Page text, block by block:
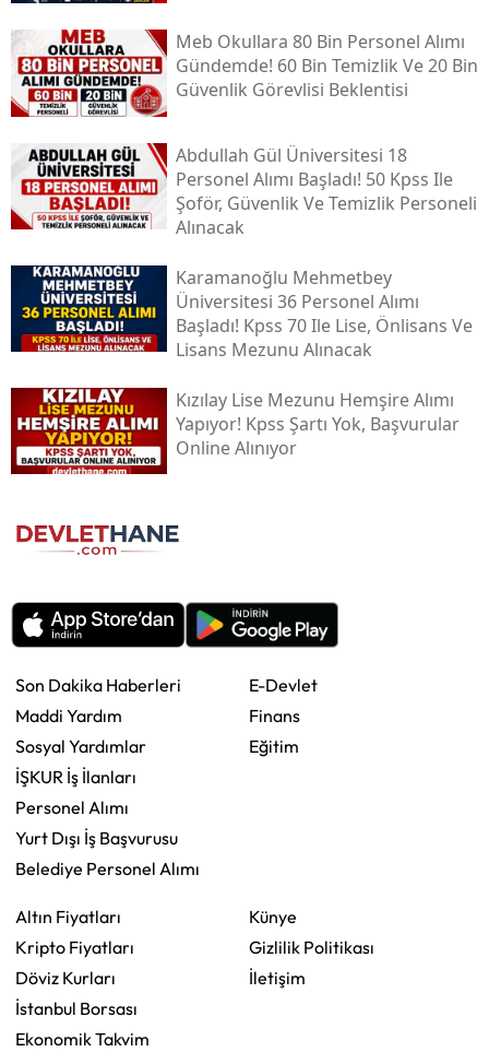
Meb Okullara 80 Bin Personel Alımı
Gündemde! 60 Bin Temizlik Ve 20 Bin
Güvenlik Görevlisi Beklentisi
Abdullah Gül Üniversitesi 18
Personel Alımı Başladı! 50 Kpss Ile
Şoför, Güvenlik Ve Temizlik Personeli
Alınacak
Karamanoğlu Mehmetbey
Üniversitesi 36 Personel Alımı
Başladı! Kpss 70 Ile Lise, Önlisans Ve
Lisans Mezunu Alınacak
Kızılay Lise Mezunu Hemşire Alımı
Yapıyor! Kpss Şartı Yok, Başvurular
Online Alınıyor
Son Dakika Haberleri
Maddi Yardım
Sosyal Yardımlar
İŞKUR İş İlanları
Personel Alımı
Yurt Dışı İş Başvurusu
Belediye Personel Alımı
E-Devlet
Finans
Eğitim
Altın Fiyatları
Kripto Fiyatları
Döviz Kurları
İstanbul Borsası
Ekonomik Takvim
Künye
Gizlilik Politikası
İletişim